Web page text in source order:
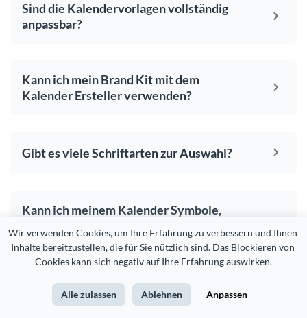
Wir verwenden Cookies, um Ihre Erfahrung zu verbessern und Ihnen
Inhalte bereitzustellen, die für Sie nützlich sind. Das Blockieren von
Cookies kann sich negativ auf Ihre Erfahrung auswirken.
Alle zulassen Ablehnen Anpassen
Sind die Kalendervorlagen vollständig
anpassbar?
Kann ich mein Brand Kit mit dem
Kalender Ersteller verwenden?
Gibt es viele Schriftarten zur Auswahl?
Kann ich meinem Kalender Symbole,
hinzufügen?